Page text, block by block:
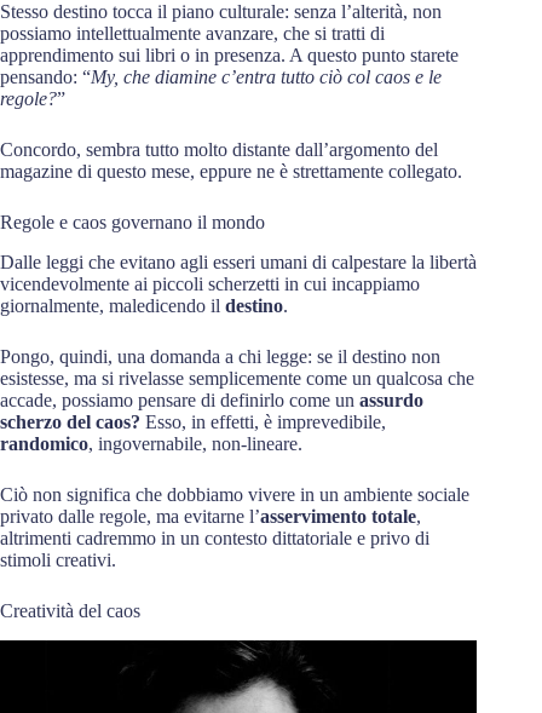
Stesso destino tocca il piano culturale: senza l’alterità, non
possiamo intellettualmente avanzare, che si tratti di
apprendimento sui libri o in presenza. A questo punto starete
pensando: “My, che diamine c’entra tutto ciò col caos e le
regole?”
Concordo, sembra tutto molto distante dall’argomento del
magazine di questo mese, eppure ne è strettamente collegato.
Regole e caos governano il mondo
Dalle leggi che evitano agli esseri umani di calpestare la libertà
vicendevolmente ai piccoli scherzetti in cui incappiamo
giornalmente, maledicendo il destino.
Pongo, quindi, una domanda a chi legge: se il destino non
esistesse, ma si rivelasse semplicemente come un qualcosa che
accade, possiamo pensare di definirlo come un assurdo
scherzo del caos? Esso, in effetti, è imprevedibile,
randomico, ingovernabile, non-lineare.
Ciò non significa che dobbiamo vivere in un ambiente sociale
privato dalle regole, ma evitarne l’asservimento totale,
altrimenti cadremmo in un contesto dittatoriale e privo di
stimoli creativi.
Creatività del caos